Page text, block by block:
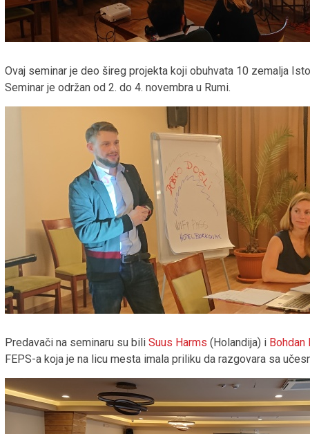
Ovaj seminar je deo šireg projekta koji obuhvata 10 zemalja
Seminar je održan od 2. do 4. novembra u Rumi.
Predavači na seminaru su bili Suus Harms (Holandija) i Bohdan
FEPS-a koja je na licu mesta imala priliku da razgovara sa